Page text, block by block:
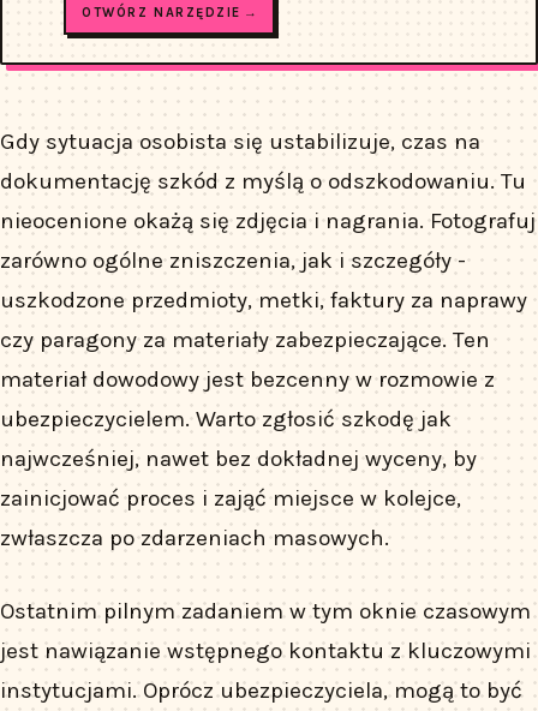
OTWÓRZ NARZĘDZIE →
Gdy sytuacja osobista się ustabilizuje, czas na
dokumentację szkód z myślą o odszkodowaniu. Tu
nieocenione okażą się zdjęcia i nagrania. Fotografuj
zarówno ogólne zniszczenia, jak i szczegóły -
uszkodzone przedmioty, metki, faktury za naprawy
czy paragony za materiały zabezpieczające. Ten
materiał dowodowy jest bezcenny w rozmowie z
ubezpieczycielem. Warto zgłosić szkodę jak
najwcześniej, nawet bez dokładnej wyceny, by
zainicjować proces i zająć miejsce w kolejce,
zwłaszcza po zdarzeniach masowych.
Ostatnim pilnym zadaniem w tym oknie czasowym
jest nawiązanie wstępnego kontaktu z kluczowymi
instytucjami. Oprócz ubezpieczyciela, mogą to być